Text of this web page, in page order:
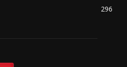
296